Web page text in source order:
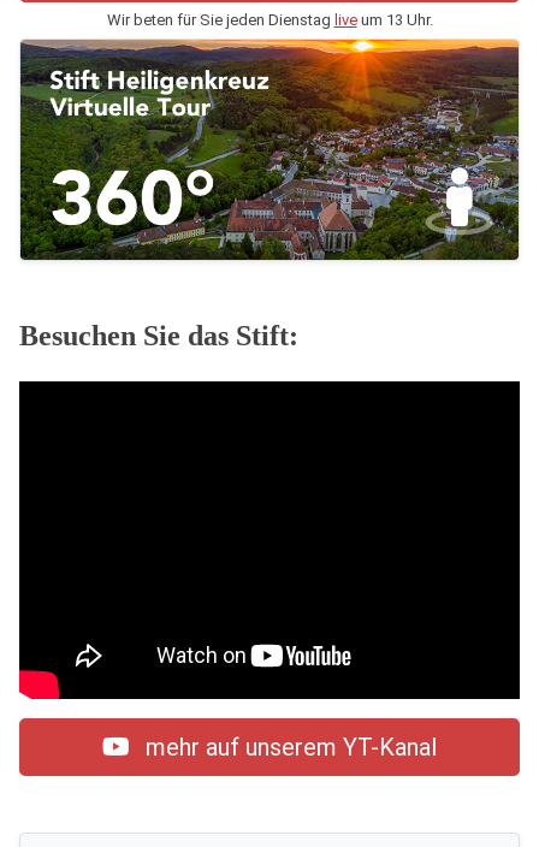
Wir beten für Sie jeden Dienstag liveum 13 Uhr.
Besuchen Sie das Stift:
mehr auf unserem YT-Kanal